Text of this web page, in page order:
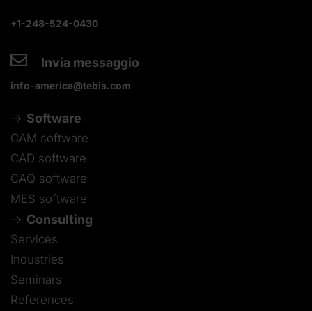
+1-248-524-0430
Invia messaggio
info-america@tebis.com
Software
CAM software
CAD software
CAQ software
MES software
Consulting
Services
Industries
Seminars
References